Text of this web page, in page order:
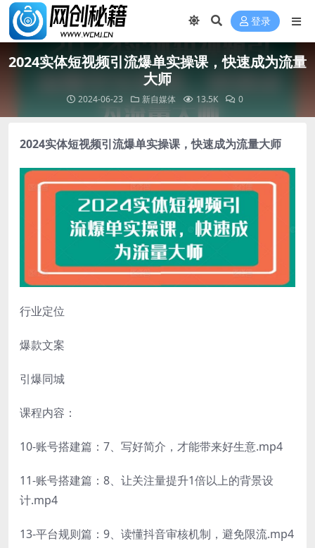
登录
2024实体短视频引流爆单实操课，快速成为流量
大师
2024-06-23 新自媒体 13.5K 0
2024实体短视频引流爆单实操课 ，快速成为流量大师
行业定位
爆款文案
引爆同城
课程内容：
10-账号搭建篇：7、写好简介，才能带来好生意.mp4
11-账号搭建篇：8、让关注量提升1倍以上的背景设
计.mp4
13-平台规则篇：9、读懂抖音审核机制，避免限流.mp4